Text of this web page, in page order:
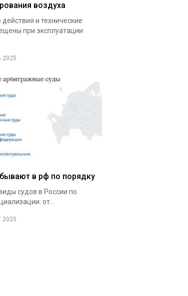
воздуха
действия и технические
при эксплуатации
в рф по порядку
судов в России по
от...